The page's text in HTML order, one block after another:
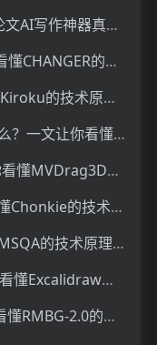
AI论文写作是否靠谱？这6款论文AI写作神器真的可以让你效率翻倍
CHANGER是什么？一文让你看懂CHANGER的技术原理、主要功能、应用场景
Kiroku是什么？一文让你看懂Kiroku的技术原理、主要功能、应用场景
Vision Search Assistant是什么？一文让你看懂Vision Search Assistant的技术原理、主要功能、应用场景
MVDrag3D是什么？一文让你看懂MVDrag3D的技术原理、主要功能、应用场景
Chonkie是什么？一文让你看懂Chonkie的技术原理、主要功能、应用场景
MSQA是什么？一文让你看懂MSQA的技术原理、主要功能、应用场景
Excalidraw是什么？一文让你看懂Excalidraw的技术原理、主要功能、应用场景
RMBG-2.0是什么？一文让你看懂RMBG-2.0的技术原理、主要功能、应用场景